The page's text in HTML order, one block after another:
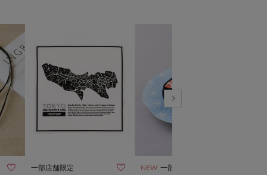
 一部店舗限定  NEW 一部店舗限定